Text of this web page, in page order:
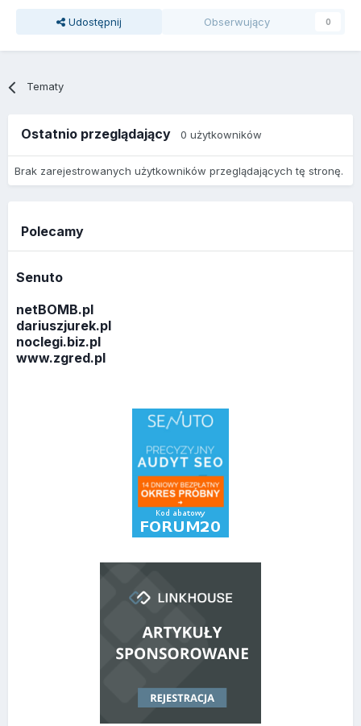
Udostępnij Obserwujący 0
Tematy
Ostatnio przeglądający 0 użytkowników
Brak zarejestrowanych użytkowników przeglądających tę stronę.
Polecamy
Senuto
netBOMB.pl
dariuszjurek.pl
noclegi.biz.pl
www.zgred.pl